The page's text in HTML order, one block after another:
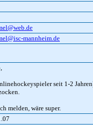
mannheim.de
seit 1-2
melden, wäre super.